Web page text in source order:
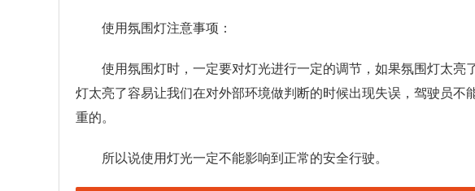
使用氛围灯注意事项：
使用氛围灯时，一定要对灯光进行一定的调节，如果氛围灯太亮
灯太亮了容易让我们在对外部环境做判断的时候出现失误，驾驶员不
重的。
所以说使用灯光一定不能影响到正常的安全行驶。